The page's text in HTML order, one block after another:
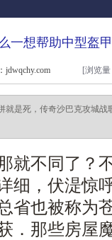
一想帮助中型盔
jdwqchy.com [浏览
是死，传奇沙巴克攻城战
不同了？
细，伏湜惊
省也被称为
．那些房屋